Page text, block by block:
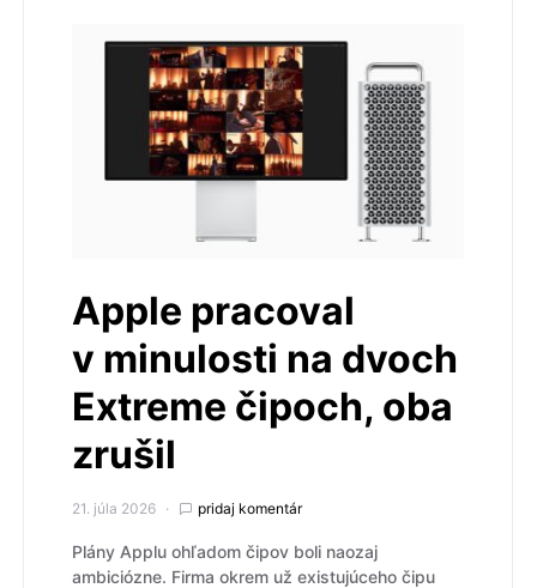
Apple pracoval
v minulosti na dvoch
Extreme čipoch, oba
zrušil
21. júla 2026 pridaj komentár
Plány Applu ohľadom čipov boli naozaj
ambiciózne. Firma okrem už existujúceho čipu